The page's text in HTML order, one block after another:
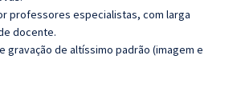
professores especialistas, com larga
docente.
gravação de altíssimo padrão (imagem e